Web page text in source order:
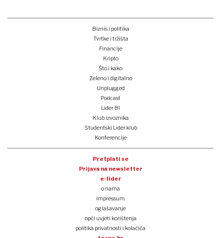
Biznis i politika
Tvrtke i tržišta
Financije
Kripto
Što i kako
Zeleno i digitalno
Unplugged
Podcast
Lider BI
Klub izvoznika
Studentski Lider klub
Konferencije
Pretplati se
Prijava na newsletter
e-lider
o nama
impressum
oglašavanje
opći uvjeti korištenja
politika privatnosti i kolačića